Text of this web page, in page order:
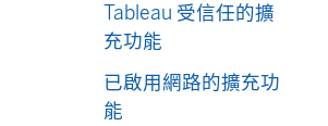
Tableau 受信任的擴
充功能
已啟用網路的擴充功
能